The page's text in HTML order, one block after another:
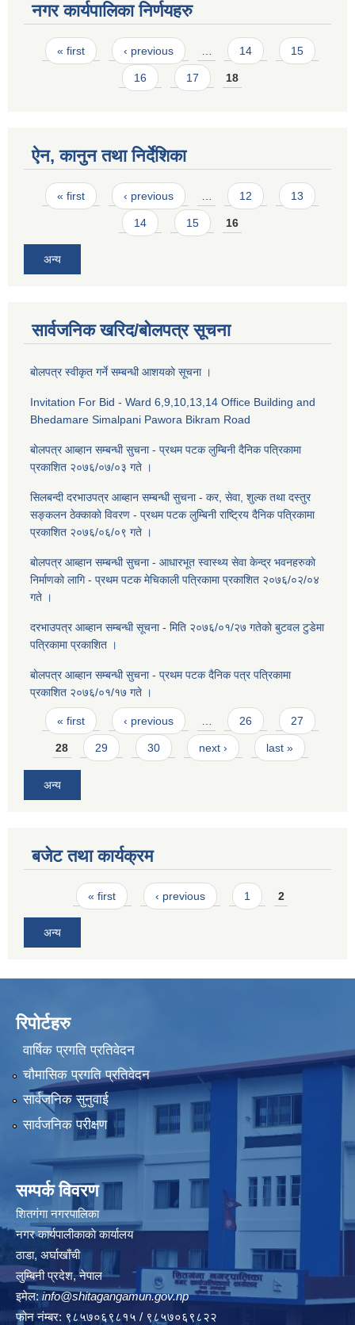
नगर कार्यपालिका निर्णयहरु
Pages
« first ‹ previous … 14 15
16 17 18
ऐन, कानुन तथा निर्देशिका
Pages
« first ‹ previous 12 13
14 15 16
अन्य
सार्वजनिक खरिद/बोलपत्र सूचना
बाेलपत्र स्वीकृत गर्ने सम्बन्धी आशयकाे सूचना ।
Invitation For Bid - Ward 6,9,10,13,14 Office Building and
Bhedamare Simalpani Pawora Bikram Road
बाेलपत्र आब्हान सम्बन्धी सुचना - प्रथम पटक लुम्बिनी दैनिक पत्रिकामा
प्रकाशित २०७६/०७/०३ गते ।
सिलबन्दी दरभाउपत्र आब्हान सम्बन्धी सुचना - कर, सेवा, शुल्क तथा दस्तुर
सङ्कलन ठेक्काकाे विवरण - प्रथम पटक लुम्बिनी राष्ट्रिय दैनिक पत्रिकामा
प्रकाशित २०७६/०६/०९ गते ।
बाेलपत्र आब्हान सम्बन्धी सुचना - आधारभूत स्वास्थ्य सेवा केन्द्र भवनहरुकाे
निर्माणकाे लागि - प्रथम पटक मेचिकाली पत्रिकामा प्रकाशित २०७६/०२/०४
गते ।
दरभाउपत्र आब्हान सम्बन्धी सूचना - मिति २०७६/०१/२७ गतेकाे बुटवल टुडेमा
पत्रिकामा प्रकाशित ।
बाेलपत्र आब्हान सम्बन्धी सुचना - प्रथम पटक दैनिक पत्र पत्रिकामा
प्रकाशित २०७६/०१/१७ गते ।
Pages
« first ‹ previous … 26 27
28 29 30 next › last »
अन्य
बजेट तथा कार्यक्रम
Pages« first ‹ previous 1 2
अन्य
रिपोर्टहरु
वार्षिक प्रगति प्रतिवेदन
चौमासिक प्रगति प्रतिवेदन
सार्वजनिक सुनुवाई
सार्वजनिक परीक्षण
सम्पर्क विवरण
शितगंगा नगरपालिका
नगर कार्यपालीकाकाे कार्यालय
ठाडा, अर्घाखाँची
लुम्बिनी प्रदेश, नेपाल
इमेल: info@shitagangamun.gov.np
फोन नंम्बर: ९८५७०६९८१५ / ९८५७०६९८२२